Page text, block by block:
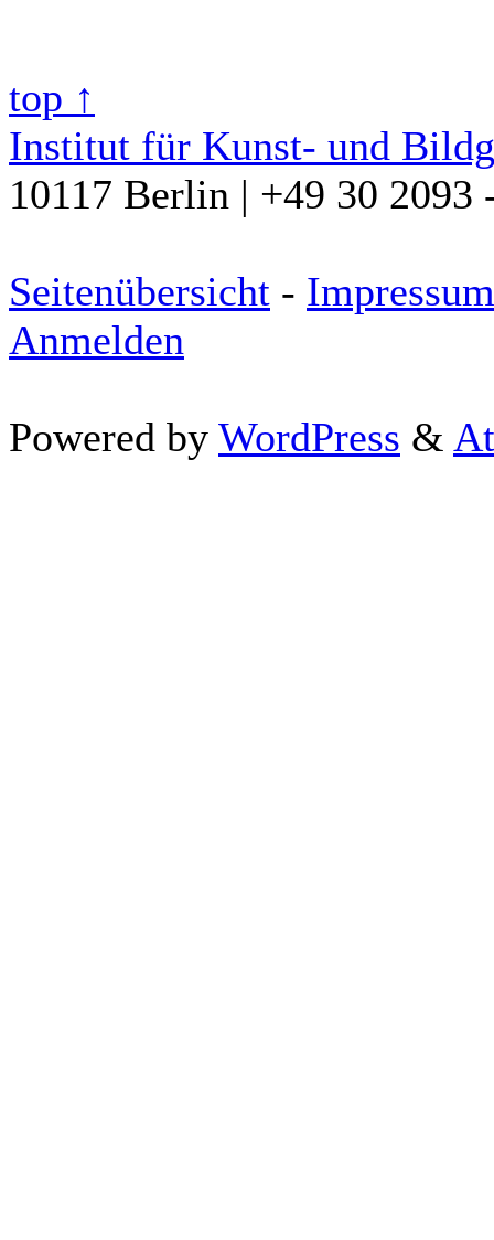
top ↑
Institut für Kunst- und
10117 Berlin | +49 30 2093
Seitenübersicht - Impressum
Anmelden
Powered by WordPress &